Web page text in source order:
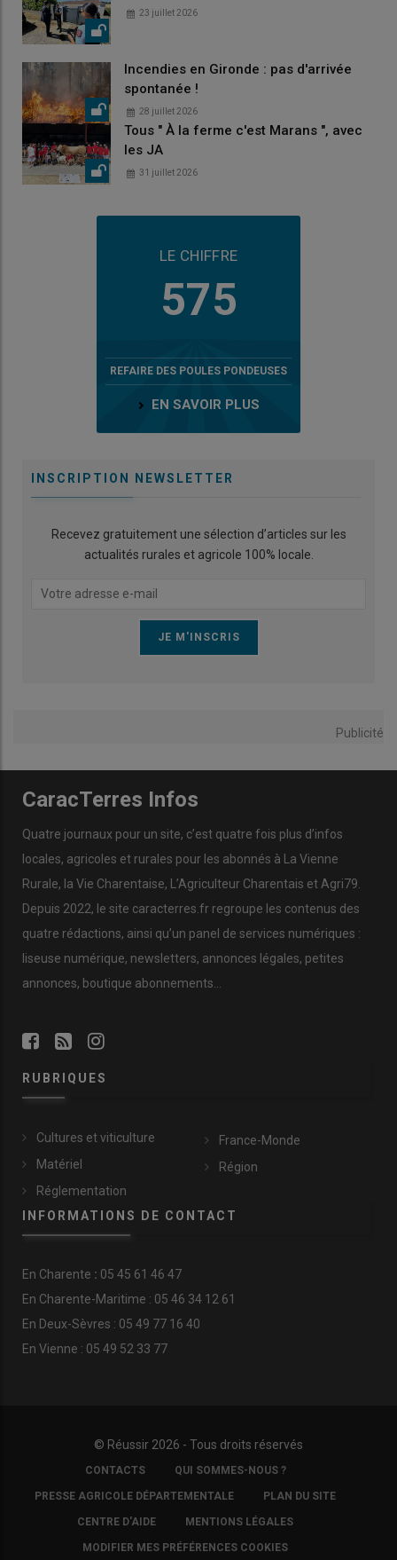
23 juillet 2026
Incendies en Gironde : pas d'arrivée
spontanée !
28 juillet 2026
Tous " À la ferme c'est Marans ", avec
les JA
31 juillet 2026
LE CHIFFRE
575
REFAIRE DES POULES PONDEUSES
EN SAVOIR PLUS
INSCRIPTION NEWSLETTER
Recevez gratuitement une sélection d’articles sur les
actualités rurales et agricole 100% locale.
Publicité
CaracTerres Infos
Quatre journaux pour un site, c’est quatre fois plus d’infos
locales, agricoles et rurales pour les abonnés à La Vienne
Rurale, la Vie Charentaise, L’Agriculteur Charentais et Agri79.
Depuis 2022, le site caracterres.fr regroupe les contenus des
quatre rédactions, ainsi qu’un panel de services numériques :
liseuse numérique, newsletters, annonces légales, petites
annonces, boutique abonnements…
RUBRIQUES
Cultures et viticulture
Matériel
Réglementation
France-Monde
Région
INFORMATIONS DE CONTACT
En Charente : 05 45 61 46 47
En Charente-Maritime : 05 46 34 12 61
En Deux-Sèvres : 05 49 77 16 40
En Vienne : 05 49 52 33 77
© Réussir 2026 - Tous droits réservés
COPYRIGHTCONTACTS QUI SOMMES-NOUS ?
PRESSE AGRICOLE DÉPARTEMENTALE PLAN DU SITE
CENTRE D'AIDE MENTIONS LÉGALES
MODIFIER MES PRÉFÉRENCES COOKIES